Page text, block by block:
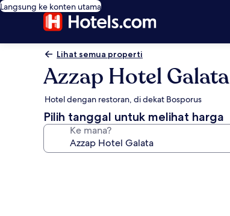
Langsung ke konten utama
Lihat semua properti
Azzap Hotel Galata
Hotel dengan restoran, di dekat Bosporus
Pilih tanggal untuk melihat harga
Ke mana?